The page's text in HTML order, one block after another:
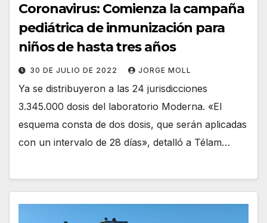
Coronavirus: Comienza la campaña
pediátrica de inmunización para
niños de hasta tres años
30 DE JULIO DE 2022 JORGE MOLL
Ya se distribuyeron a las 24 jurisdicciones
3.345.000 dosis del laboratorio Moderna. «El
esquema consta de dos dosis, que serán aplicadas
con un intervalo de 28 días», detalló a Télam…